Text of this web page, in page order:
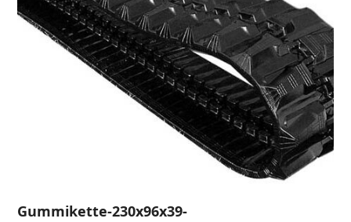
Gummikette-230x96x39-